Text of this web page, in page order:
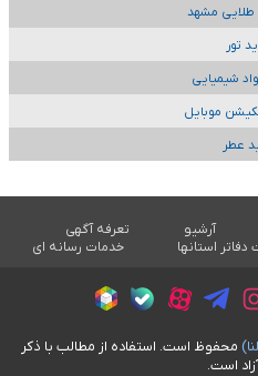
مشهد
تور
شیمیایی
موبایل
عطر
آرشیو
تعرفه آگهی
استانها خدمات رسانه ای
محفوظ است. استفاده از مطالب با ذکر
است.